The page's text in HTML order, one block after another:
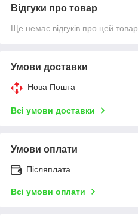
Відгуки про товар
Ще немає відгуків про цей товар
Умови доставки
Нова Пошта
Всі умови доставки
Умови оплати
Післяплата
Всі умови оплати